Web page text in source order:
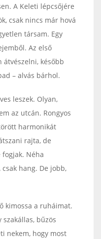
A Keleti lépcsőjére
csak nincs már hová
társam. Egy
Az első
később
– alvás bárhol.
leszek. Olyan,
az utcán. Rongyos
harmonikát
rajta, de
Néha
hang. De jobb,
kimossa a ruháimat.
szakállas, bűzös
nekem, hogy most